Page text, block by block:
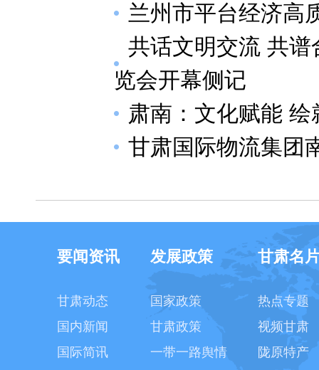
兰州市平台经济高
共话文明交流 共
览会开幕侧记
肃南：文化赋能
甘肃国际物流集团
要闻资讯
甘肃动态
国内新闻
国际简讯
发展政策
国家政策
甘肃政策
一带一路舆情
甘肃名
热点专题
视频甘肃
陇原特产